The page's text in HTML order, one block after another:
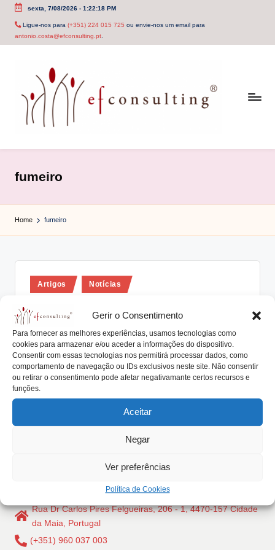
Gerir o Consentimento
Para fornecer as melhores experiências, usamos tecnologias como
cookies para armazenar e/ou aceder a informações do dispositivo.
Consentir com essas tecnologias nos permitirá processar dados, como
comportamento de navegação ou IDs exclusivos neste site. Não consentir
ou retirar o consentimento pode afetar negativamante certos recursos e
funções.
Aceitar
Negar
Ver preferências
Política de Cookies
Skip
sexta, 7/08/2026- 1:22:18 PM
Ligue-nos para (+351) 224 015 725 ou envie-nos um email para
antonio.costa@efconsulting.pt.
c
o
n
u
i
n
g
.
p
fumeiro
Home fumeiro
Posted
in
Artigos Notícias
uma forte ligação às Comunidades
Locais
Posted
by
António Nogueira da Costa Novembro 23, 2018
As Empresas Familiares possuem uma forte ligação às
Comunidades Locais, assumindo-se como um enorme
Read More
Rua Dr Carlos Pires Felgueiras, 206 - 1, 4470-157 Cidade
da Maia, Portugal
(+351) 960 037 003